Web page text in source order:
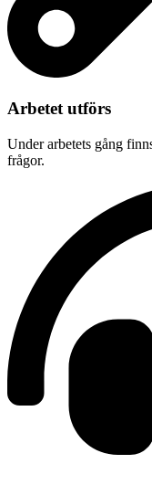
Arbetet utförs
Under arbetets gång
frågor.